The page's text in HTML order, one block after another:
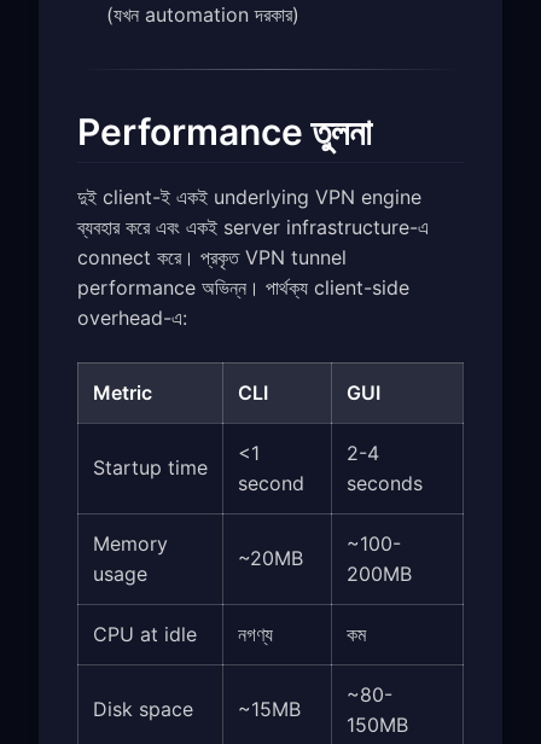
(যখন automation দরকার)
Performance তুলনা
দুই client-ই একই underlying VPN engine
ব্যবহার করে এবং একই server infrastructure-এ
connect করে। প্রকৃত VPN tunnel
performance অভিন্ন। পার্থক্য client-side
overhead-এ:
Metric CLI GUI
Startup time
<1
second
2-4
seconds
Memory
usage
~20MB
~100-
200MB
CPU at idle নগণ্য কম
Disk space ~15MB
~80-
150MB